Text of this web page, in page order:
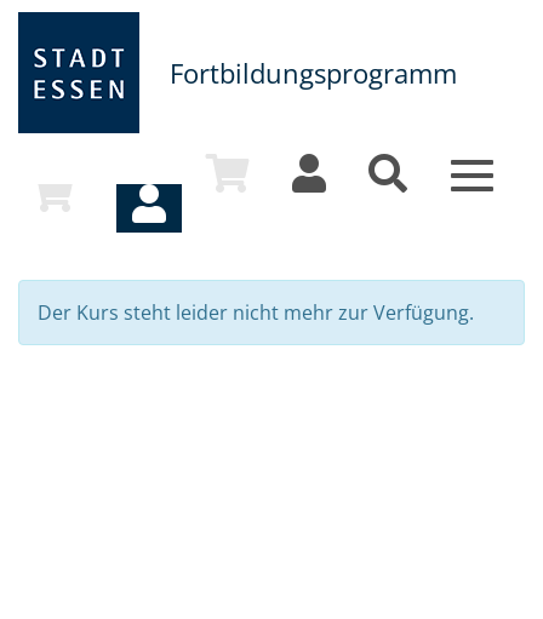
Fortbildungsprogramm
Toggle
Der Kurs steht leider nicht mehr zur Verfügung.